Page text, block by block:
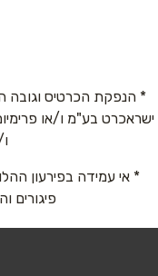
שם מלא*
טלפון*
* הנפקת הכרטיס וגובה
ישראכרט בע"מ ו/או
* אי עמידה בפירעון
פיגורים